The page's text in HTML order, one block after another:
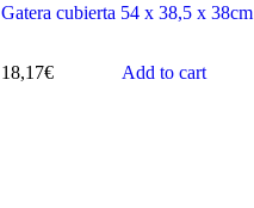
Gatera cubierta 54 x 38,5 x 38cm
18,17€ Add to cart